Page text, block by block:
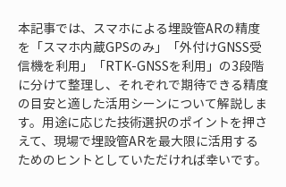
本記事では、スマホによる埋設管ARの精度
を「スマホ内蔵GPSのみ」「外付けGNSS受
信機を利用」「RTK-GNSSを利用」の3段階
に分けて整理し、それぞれで期待できる精度
の目安と適した活用シーンについて解説しま
す。用途に応じた技術選択のポイントを押さ
えて、現場で埋設管ARを最大限に活用する
ためのヒントとしていただければ幸いです。